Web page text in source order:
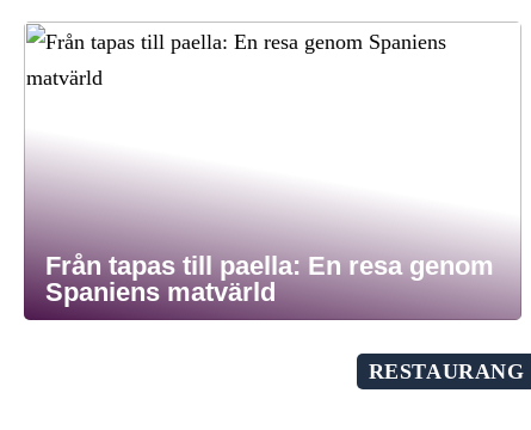
Från tapas till paella: En resa genom
Spaniens matvärld
RESTAURANG